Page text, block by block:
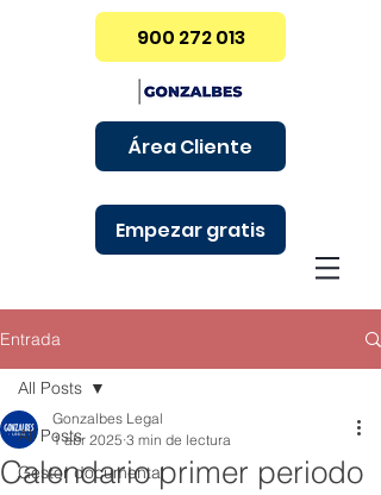
900 272 013
Área Cliente
Empezar gratis
Entrada
All Posts
Gestor documental
All Posts
Calendario primer periodo
Gonzalbes Legal
1 abr 2025 3 min de lectura